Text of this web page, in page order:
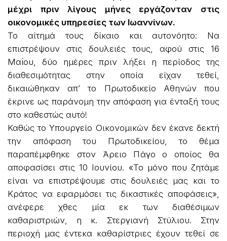
μέχρι πριν λίγους μήνες εργάζονταν στις
οικονομικές υπηρεσίες των Ιωαννίνων.
Το αίτημά τους δίκαιο και αυτονόητο: Να
επιστρέψουν στις δουλειές τους, αφού στις 16
Μαΐου, δύο ημέρες πριν λήξει η περίοδος της
διαθεσιμότητας στην οποία είχαν τεθεί,
δικαιώθηκαν απ’ το Πρωτοδικείο Αθηνών που
έκρινε ως παράνομη την απόφαση για ένταξή τους
στο καθεστώς αυτό!
Καθώς το Υπουργείο Οικονομικών δεν έκανε δεκτή
την απόφαση του Πρωτοδικείου, το θέμα
παραπέμφθηκε στον Άρειο Πάγο ο οποίος θα
αποφασίσει στις 10 Ιουνίου. «Το μόνο που ζητάμε
είναι να επιστρέψουμε στις δουλειές μας και το
Κράτος να εφαρμόσει τις δικαστικές αποφάσεις»,
ανέφερε χθες μία εκ των διαθέσιμων
καθαριστριών, η κ. Στεργιανή Στύλιου. Στην
περιοχή μας έντεκα καθαρίστριες έχουν τεθεί σε